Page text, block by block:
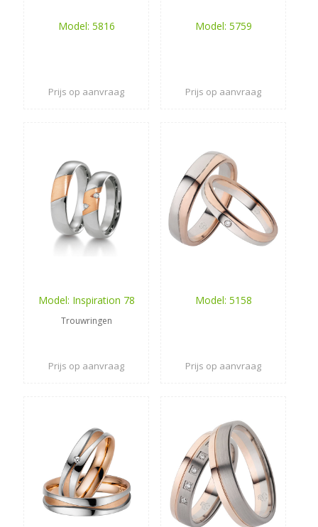
Model: 5816
Prijs op aanvraag
Model: 5759
Prijs op aanvraag
Model: Inspiration 78
Trouwringen
Prijs op aanvraag
Model: 5158
Prijs op aanvraag